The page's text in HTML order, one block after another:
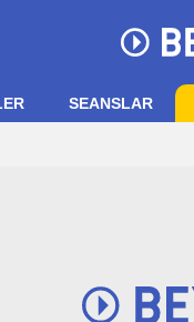
SEANSLAR